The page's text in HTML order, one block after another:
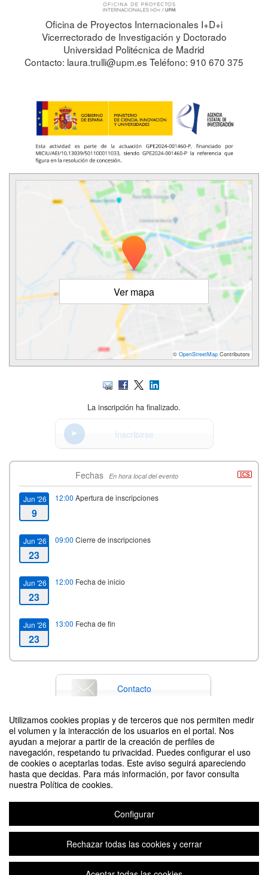
Utilizamos cookies propias y de terceros que nos permiten medir
el volumen y la interacción de los usuarios en el portal. Nos
ayudan a mejorar a partir de la creación de perfiles de
navegación, respetando tu privacidad. Puedes configurar el uso
de cookies o aceptarlas todas. Este aviso seguirá apareciendo
hasta que decidas. Para más información, por favor consulta
nuestra Política de cookies.
Configurar
Rechazar todas las cookies y cerrar
Oficina de Proyectos Internacionales I+D+i
Vicerrectorado de Investigación y Doctorado
Universidad Politécnica de Madrid
Contacto: laura.trulli@upm.es Teléfono: 910 670 375
Ver mapa
© OpenStreetMap Contributors
La inscripción ha finalizado.
Inscribirse
Fechas En hora local del evento
Jun '26
9
12:00 Apertura de inscripciones
Jun '26
23
09:00 Cierre de inscripciones
Jun '26
23
12:00 Fecha de inicio
Jun '26
23
13:00 Fecha de fin
Contacto
Difunde tu evento poniendo el siguiente código en tu sitio
Sesión Informativa MSCA Doctoral Networks 2026
Organizado por Oficina de Proyectos Internacionales de I+D+i